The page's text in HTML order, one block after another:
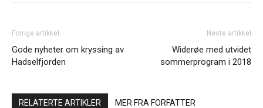
Forrige artikkel
Gode nyheter om kryssing av
Hadselfjorden
Neste artikkel
Widerøe med utvidet
sommerprogram i 2018
RELATERTE ARTIKLER MER FRA FORFATTER